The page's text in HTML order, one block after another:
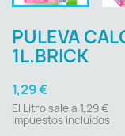
PULEVA
1L.BRICK
1,29 €
El Litro sale a 1,29 €
Impuestos incluidos